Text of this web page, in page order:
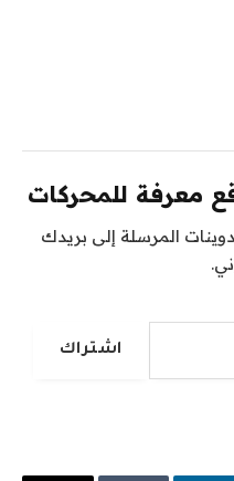
معرفة للمحركات
المرسلة إلى بريدك
اشتراك